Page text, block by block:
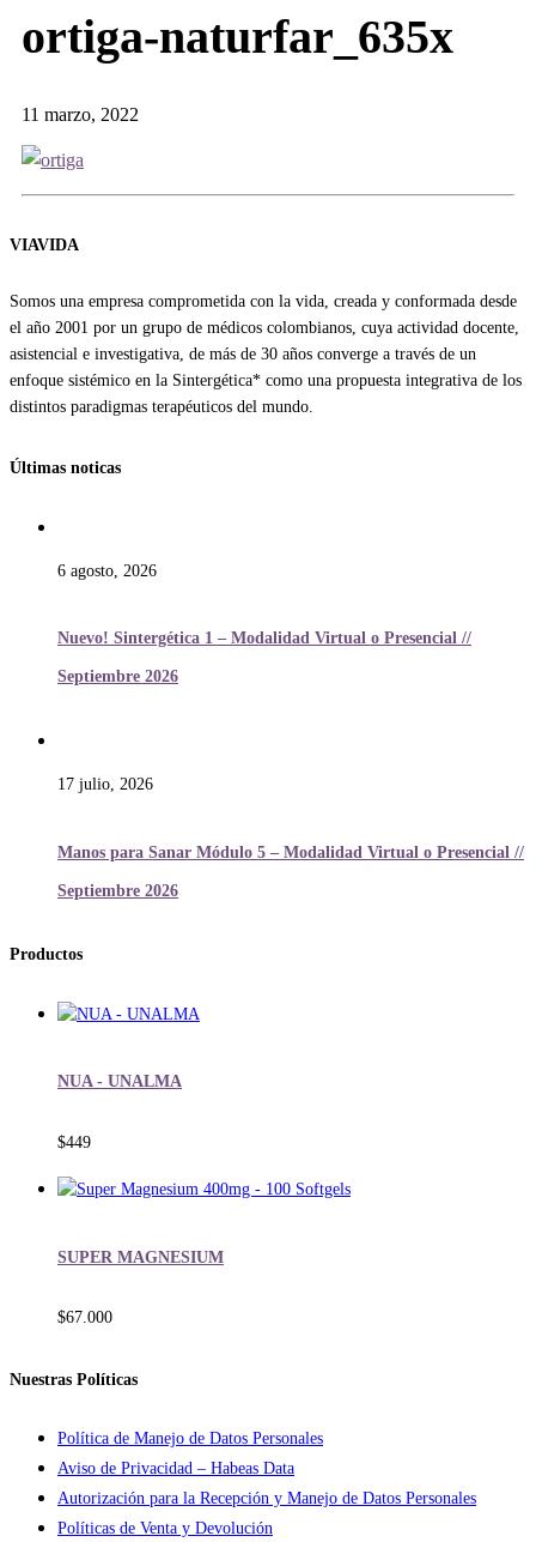
ortiga-naturfar_635x
11 marzo, 2022
VIAVIDA
Somos una empresa comprometida con la vida, creada y conformada desde
el año 2001 por un grupo de médicos colombianos, cuya actividad docente,
asistencial e investigativa, de más de 30 años converge a través de un
enfoque sistémico en la Sintergética* como una propuesta integrativa de los
distintos paradigmas terapéuticos del mundo.
Últimas noticas
6 agosto, 2026
Nuevo! Sintergética 1 – Modalidad Virtual o Presencial //
Septiembre 2026
17 julio, 2026
Manos para Sanar Módulo 5 – Modalidad Virtual o Presencial //
Septiembre 2026
Productos
NUA - UNALMA
$449
SUPER MAGNESIUM
$67.000
Nuestras Políticas
Política de Manejo de Datos Personales
Aviso de Privacidad – Habeas Data
Autorización para la Recepción y Manejo de Datos Personales
Políticas de Venta y Devolución